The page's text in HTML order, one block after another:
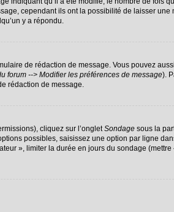
cependant ils ont la possibilité de laisser une
y a répondu.
de rédaction de message. Vous pouvez
forum --> Modifier les préférences de message).
rédaction de message.
cliquez sur l’ongletSondagesous la
possibles, saisissez une option par ligne
», limiter la durée en jours du sondage (mettre